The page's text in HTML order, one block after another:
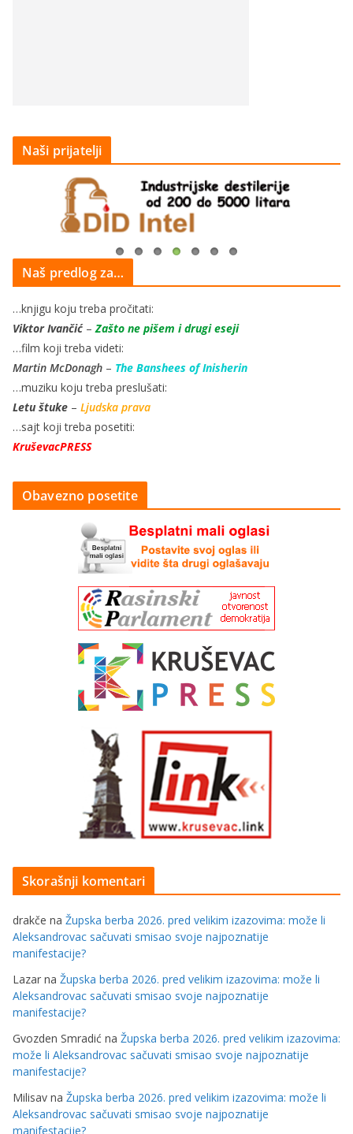
Naši prijatelji
Naš predlog za…
…knjigu koju treba pročitati:
Viktor Ivančić–Zašto ne pišem i drugi eseji
…film koji treba videti:
Martin McDonagh – The Banshees of Inisherin
…muziku koju treba preslušati:
Letu štuke – Ljudska prava
…sajt koji treba posetiti:
KruševacPRESS
Obavezno posetite
Skorašnji komentari
drakče na Župska berba 2026. pred velikim izazovima: može li
Aleksandrovac sačuvati smisao svoje najpoznatije
manifestacije?
Lazar na Župska berba 2026. pred velikim izazovima: može li
Aleksandrovac sačuvati smisao svoje najpoznatije
manifestacije?
Gvozden Smradić na Župska berba 2026. pred velikim izazovima:
može li Aleksandrovac sačuvati smisao svoje najpoznatije
manifestacije?
Milisav na Župska berba 2026. pred velikim izazovima: može li
Aleksandrovac sačuvati smisao svoje najpoznatije
manifestacije?